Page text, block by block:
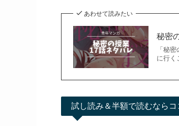
あわせて読みたい
秘密
「秘
に行く
試し読み＆半額で読むならコ